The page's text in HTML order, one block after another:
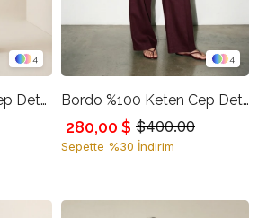
4
Siyah %100 Keten Cep Detaylı Rahat Kesim Pantolon
4
Bordo %100 Keten Cep Detaylı Rahat Kesim Pantolon
$400.00
280,00 $
Sepette %30 İndirim